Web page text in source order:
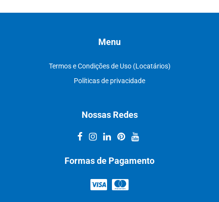
Menu
Termos e Condições de Uso (Locatários)
Políticas de privacidade
Nossas Redes
Formas de Pagamento